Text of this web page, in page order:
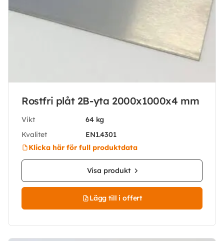
Rostfri plåt 2B-yta 2000x1000x4 mm
Vikt
64 kg
Kvalitet
EN1.4301
Klicka här för full produktdata
Visa produkt
Lägg till i offert